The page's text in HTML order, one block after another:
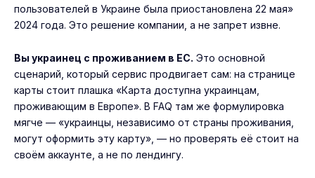
пользователей в Украине была приостановлена 22 мая»
2024 года. Это решение компании, а не запрет извне.
Вы украинец с проживанием в ЕС. Это основной
сценарий, который сервис продвигает сам: на странице
карты стоит плашка «Карта доступна украинцам,
проживающим в Европе». В FAQ там же формулировка
мягче — «украинцы, независимо от страны проживания,
могут оформить эту карту», — но проверять её стоит на
своём аккаунте, а не по лендингу.